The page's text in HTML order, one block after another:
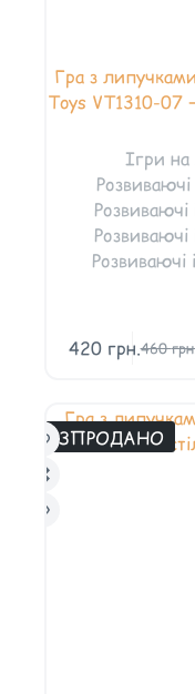
Гра з
Toys VT1310-07
Ігри на
Розвиваючі
460
420 грн.
РОЗПРОДАНО